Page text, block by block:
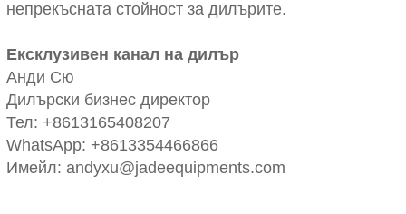
непрекъсната стойност за дилърите.
Ексклузивен канал на дилър
Анди Сю
Дилърски бизнес директор
Тел: +8613165408207
WhatsApp: +8613354466866
Имейл: andyxu@jadeequipments.com